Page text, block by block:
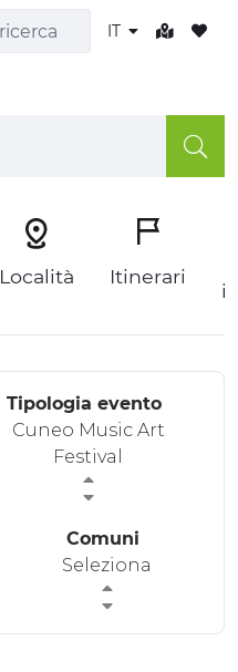
IT
IT
Località Itinerari
Tipologia evento
Cuneo Music Art
Festival
Comuni
Seleziona